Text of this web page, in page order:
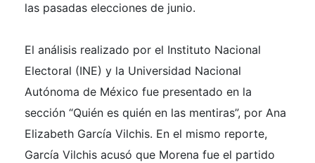
las pasadas elecciones de junio.
El análisis realizado por el Instituto Nacional
Electoral (INE) y la Universidad Nacional
Autónoma de México fue presentado en la
sección “Quién es quién en las mentiras”, por Ana
Elizabeth García Vilchis. En el mismo reporte,
García Vilchis acusó que Morena fue el partido